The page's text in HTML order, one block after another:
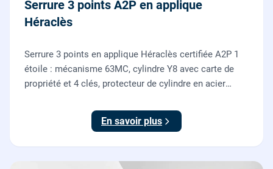
Serrure 3 points A2P en applique
Héraclès
Serrure 3 points en applique Héraclès certifiée A2P 1
étoile : mécanisme 63MC, cylindre Y8 avec carte de
propriété et 4 clés, protecteur de cylindre en acier
renforcer une porte d'entrée existante.
En savoir plus